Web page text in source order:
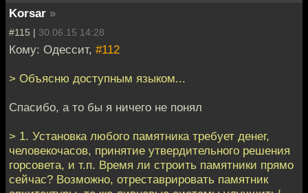
Korsar »
#115 | 30.06.15 14:28
Кому: Одессит, #112
> Объясню доступным языком...
Спасибо, а то бы я ничего не понял
> 1. Установка любого памятника требует денег,
человекочасов, принятие утвердительного решения
горсовета, и т.п. Время ли строить памятники прямо
сейчас? Возможно, отреставрировать памятник